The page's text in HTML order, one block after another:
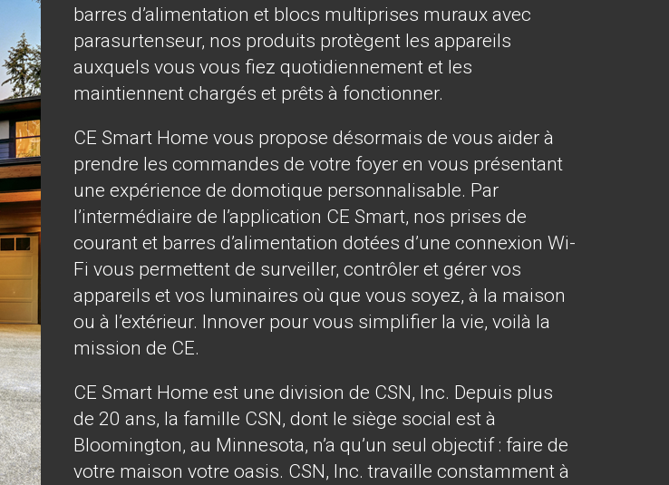
barres d’alimentation et blocs multiprises muraux avec
parasurtenseur, nos produits protègent les appareils
auxquels vous vous fiez quotidiennement et les
maintiennent chargés et prêts à fonctionner.
CE Smart Home vous propose désormais de vous aider à
prendre les commandes de votre foyer en vous présentant
une expérience de domotique personnalisable. Par
l’intermédiaire de l’application CE Smart, nos prises de
courant et barres d’alimentation dotées d’une connexion Wi-
Fi vous permettent de surveiller, contrôler et gérer vos
appareils et vos luminaires où que vous soyez, à la maison
ou à l’extérieur. Innover pour vous simplifier la vie, voilà la
mission de CE.
CE Smart Home est une division de CSN, Inc. Depuis plus
de 20 ans, la famille CSN, dont le siège social est à
Bloomington, au Minnesota, n’a qu’un seul objectif : faire de
votre maison votre oasis. CSN, Inc. travaille constamment à